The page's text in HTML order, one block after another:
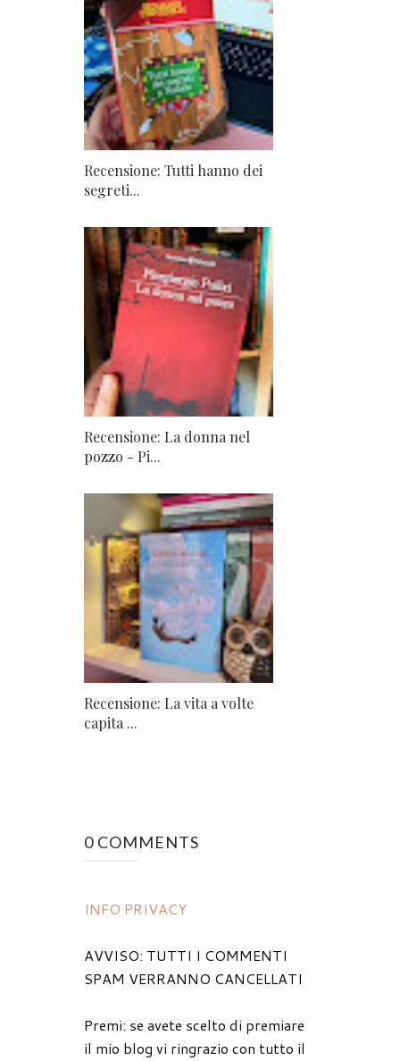
Recensione: Tutti hanno dei
segreti...
Recensione: La donna nel
pozzo - Pi...
Recensione: La vita a volte
capita ...
0 COMMENTS
INFO PRIVACY
AVVISO: TUTTI I COMMENTI
SPAM VERRANNO CANCELLATI
Premi: se avete scelto di premiare
il mio blog vi ringrazio con tutto il